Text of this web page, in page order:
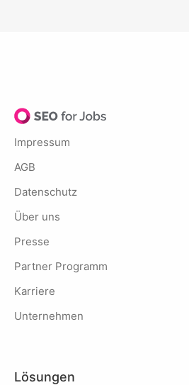
Impressum
AGB
Datenschutz
Über uns
Presse
Partner Programm
Karriere
Unternehmen
Lösungen